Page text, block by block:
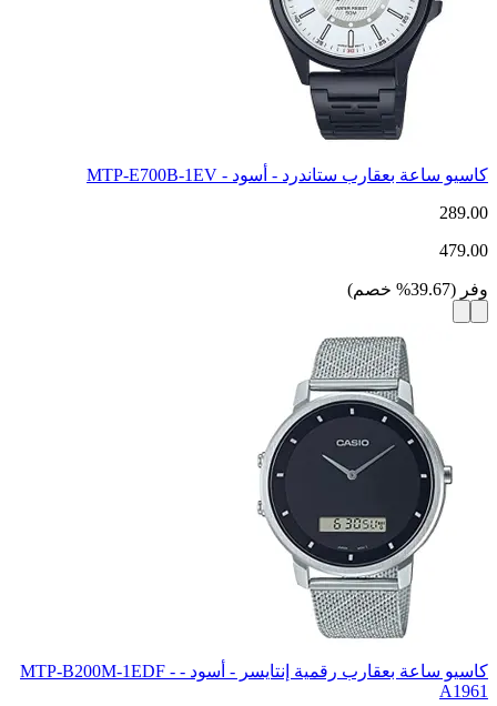
كاسيو ساعة بعقارب ستاندرد - أسود - MTP-E700B-1EV
289.00
479.00
وفر (
39.67
% خصم)
كاسيو ساعة بعقارب رقمية إنتايسر - أسود - MTP-B200M-1EDF -
A1961